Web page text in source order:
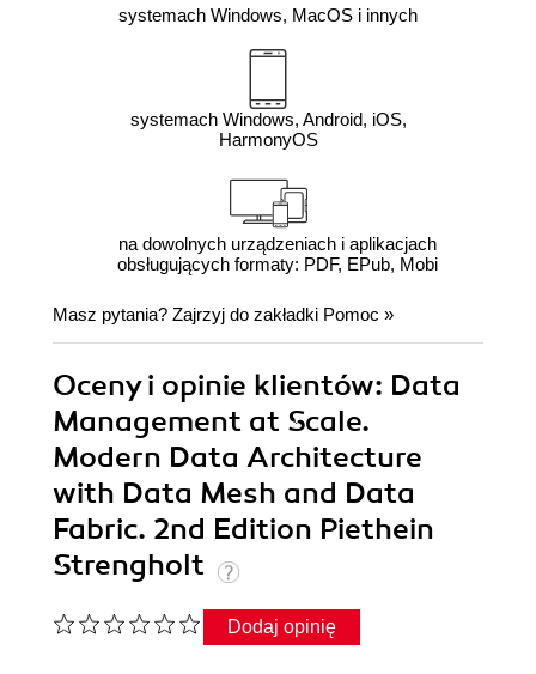
systemach Windows, MacOS i innych
systemach Windows, Android, iOS,
HarmonyOS
na dowolnych urządzeniach i aplikacjach
obsługujących formaty: PDF, EPub, Mobi
Masz pytania? Zajrzyj do zakładki Pomoc »
Oceny i opinie klientów: Data
Management at Scale.
Modern Data Architecture
with Data Mesh and Data
Fabric. 2nd Edition Piethein
Strengholt
Dodaj opinię